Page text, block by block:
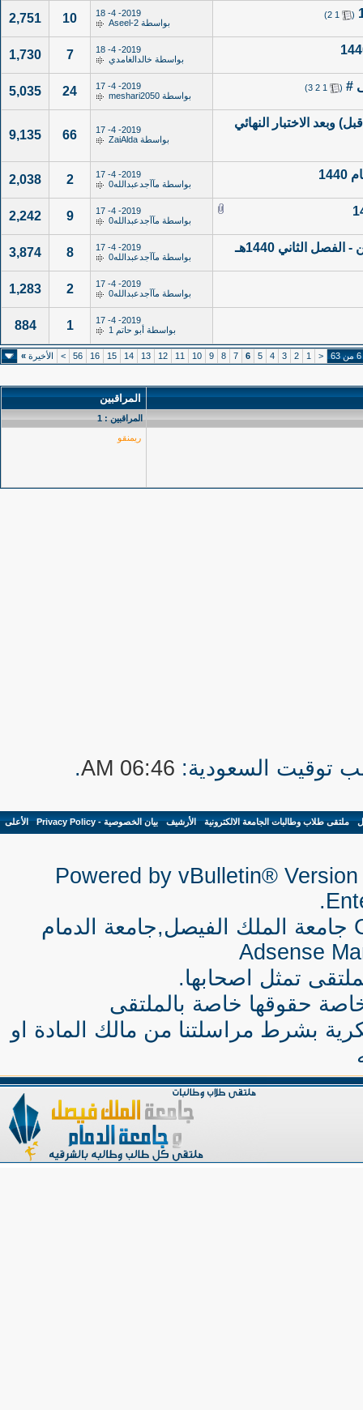
(
1
2
)
2019- 4- 18
بواسطة Aseel-2
10
2,751
2019- 4- 18
بواسطة خالدالغامدي 7
1,730
#
(
1
2
3
)
2019- 4- 17
بواسطة meshari2050
24
5,035
وبعد الاختبار النهائي
2019- 4- 17
بواسطة ZaiAlda
66
9,135
2019- 4- 17
بواسطة مآآجدعبدالله0 2
2,038
2019- 4- 17
بواسطة مآآجدعبدالله0 9
2,242
الثاني 1440هـ
2019- 4- 17
بواسطة مآآجدعبدالله0 8
3,874
2019- 4- 17
بواسطة مآآجدعبدالله0 2
1,283
2019- 4- 17
بواسطة أبو حاتم 1 1
884
<
1
2
3
4
5
6
7
8
9
10
11
12
13
14
15
16
56
> الأخيرة »
المراقبين
المراقبين : 1
ريمنقو
06:46 AM
.
-ملتقى طلاب وطالبات الجامعة الالكترونية-الأرشيف-بيان الخصوصية - Privacy Policy -الأعلى
Powered by vBulletin®
جامعة الملك الفيصل,جامعة الدمام
Adsense
تمثل اصحابها.
حقوقها خاصة بالملتقى
بشرط مراسلتنا من مالك المادة او